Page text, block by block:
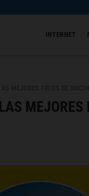
INTERNET
MEJORES